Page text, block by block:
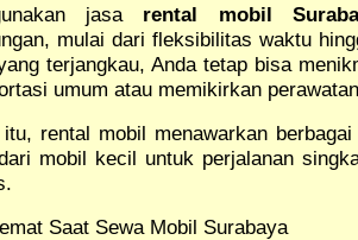
jasa rental mobil
mulai dari fleksibilitas waktu
terjangkau, Anda tetap bisa
umum atau memikirkan
itu, rental mobil menawarkan
mobil kecil untuk perjalanan
Saat Sewa Mobil Surabaya